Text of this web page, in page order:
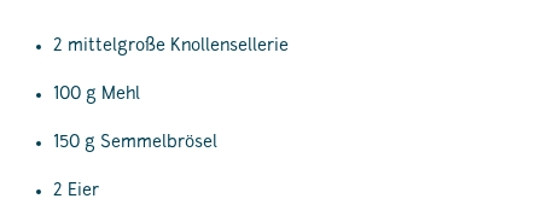
2 mittelgroße Knollensellerie
100 g Mehl
150 g Semmelbrösel
2 Eier